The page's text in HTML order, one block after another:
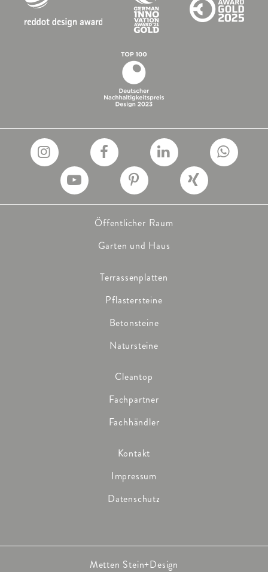
Öffentlicher Raum
Garten und Haus
Terrassenplatten
Pflastersteine
Betonsteine
Natursteine
Cleantop
Fachpartner
Fachhändler
Kontakt
Impressum
Datenschutz
Metten Stein+Design